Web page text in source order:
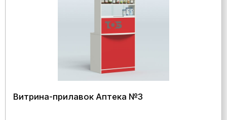
Витрина-прилавок Аптека №3